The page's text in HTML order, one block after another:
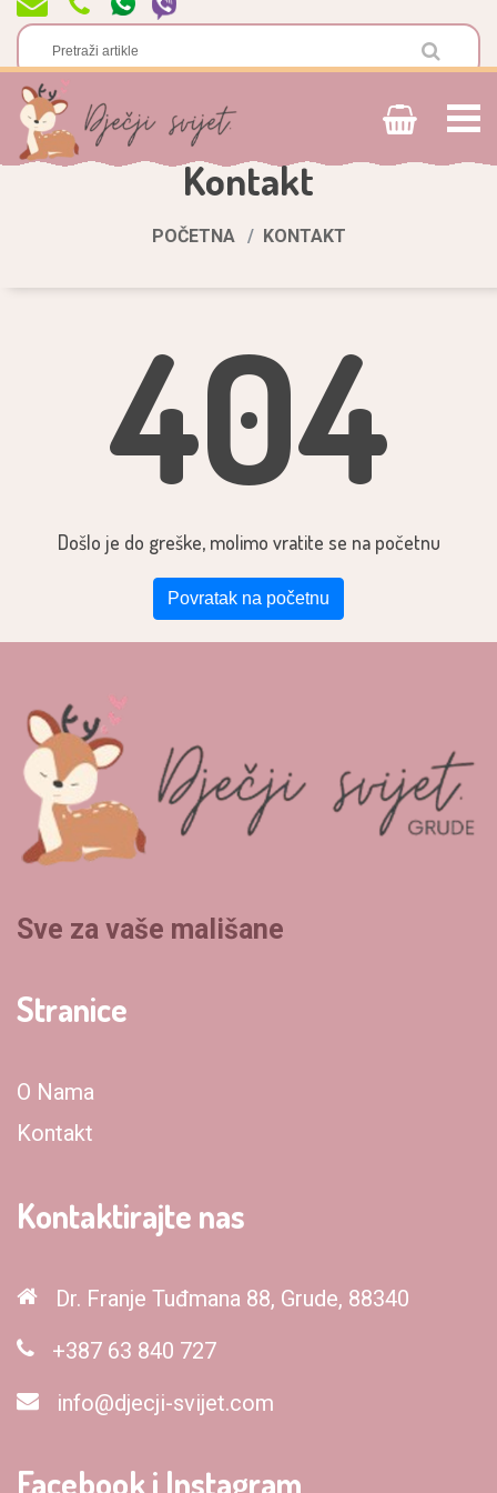
Kontakt
POČETNA KONTAKT
404
Došlo je do greške, molimo vratite se na početnu
Povratak na početnu
Sve za vaše mališane
Stranice
O Nama
Kontakt
Kontaktirajte nas
Dr. Franje Tuđmana 88, Grude, 88340
+387 63 840 727
info@djecji-svijet.com
Facebook i Instagram